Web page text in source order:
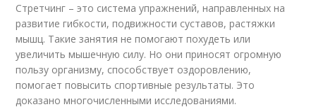
Стретчинг – это система упражнений, направленных на
развитие гибкости, подвижности суставов, растяжки
мышц. Такие занятия не помогают похудеть или
увеличить мышечную силу. Но они приносят огромную
пользу организму, способствует оздоровлению,
помогает повысить спортивные результаты. Это
доказано многочисленными исследованиями.